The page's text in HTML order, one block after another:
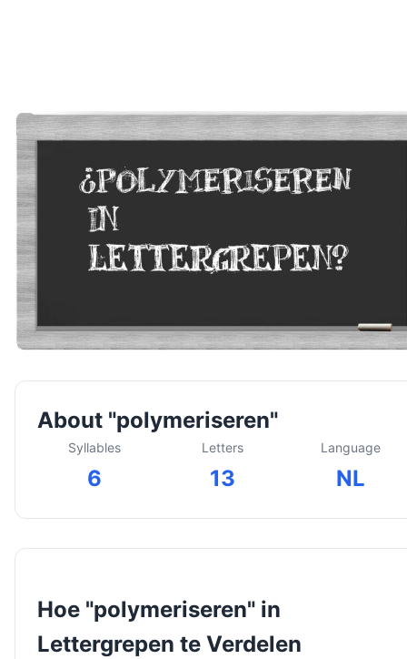
About "polymeriseren"
Syllables
6
Letters
13
Language
NL
Hoe "polymeriseren" in
Lettergrepen te Verdelen